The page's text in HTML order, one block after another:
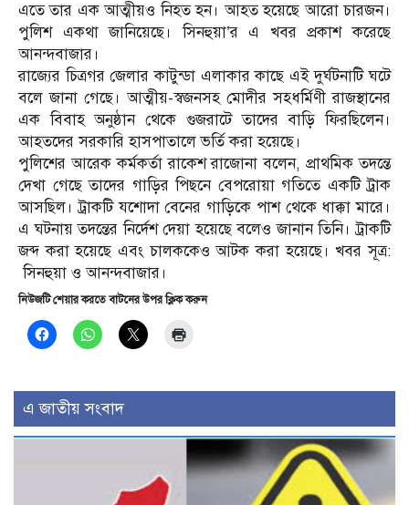
এতে তার এক আত্মীয়ও নিহত হন। আহত হয়েছে আরো চারজন।
পুলিশ একথা জানিয়েছে। সিনহুয়া’র এ খবর প্রকাশ করেছে
আনন্দবাজার।
রাজ্যের চিত্রগর জেলার কাটুন্ডা এলাকার কাছে এই দুর্ঘটনাটি ঘটে
বলে জানা গেছে। আত্মীয়-স্বজনসহ মোদীর সহধর্মিণী রাজস্থানের
এক বিবাহ অনুষ্ঠান থেকে গুজরাটে তাদের বাড়ি ফিরছিলেন।
আহতদের সরকারি হাসপাতালে ভর্তি করা হয়েছে।
পুলিশের আরেক কর্মকর্তা রাকেশ রাজোনা বলেন, প্রাথমিক তদন্তে
দেখা গেছে তাদের গাড়ির পিছনে বেপরোয়া গতিতে একটি ট্রাক
আসছিল। ট্রাকটি যশোদা বেনের গাড়িকে পাশ থেকে ধাক্কা মারে।
এ ঘটনায় তদন্তের নির্দেশ দেয়া হয়েছে বলেও জানান তিনি। ট্রাকটি
জব্দ করা হয়েছে এবং চালককেও আটক করা হয়েছে। খবর সূত্র:
সিনহুয়া ও আনন্দবাজার।
নিউজটি শেয়ার করতে বাটনের উপর ক্লিক করুন
এ জাতীয় সংবাদ